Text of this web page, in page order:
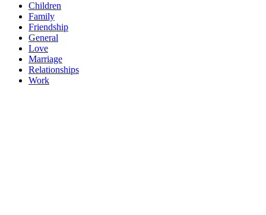
Children
Family
Friendship
General
Love
Marriage
Relationships
Work